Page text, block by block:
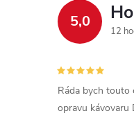
5,0
12
Ráda bych touto
opravu kávovaru